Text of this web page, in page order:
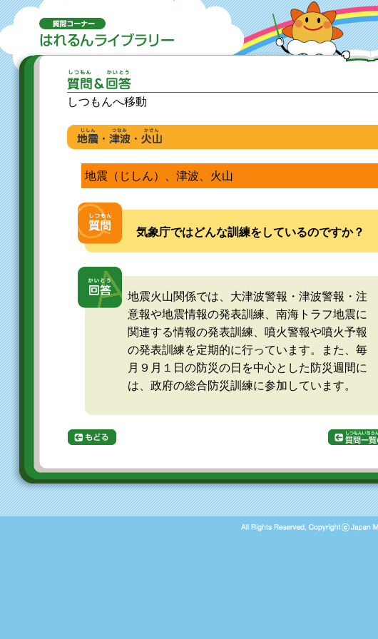
しつもんへ移動
地震（じしん）、津波、火山
気象庁ではどんな訓練をしているのですか？
地震火山関係では、大津波警報・津波警報・注
意報や地震情報の発表訓練、南海トラフ地震に
関連する情報の発表訓練、噴火警報や噴火予報
の発表訓練を定期的に行っています。また、毎
月９月１日の防災の日を中心とした防災週間に
は、政府の総合防災訓練に参加しています。